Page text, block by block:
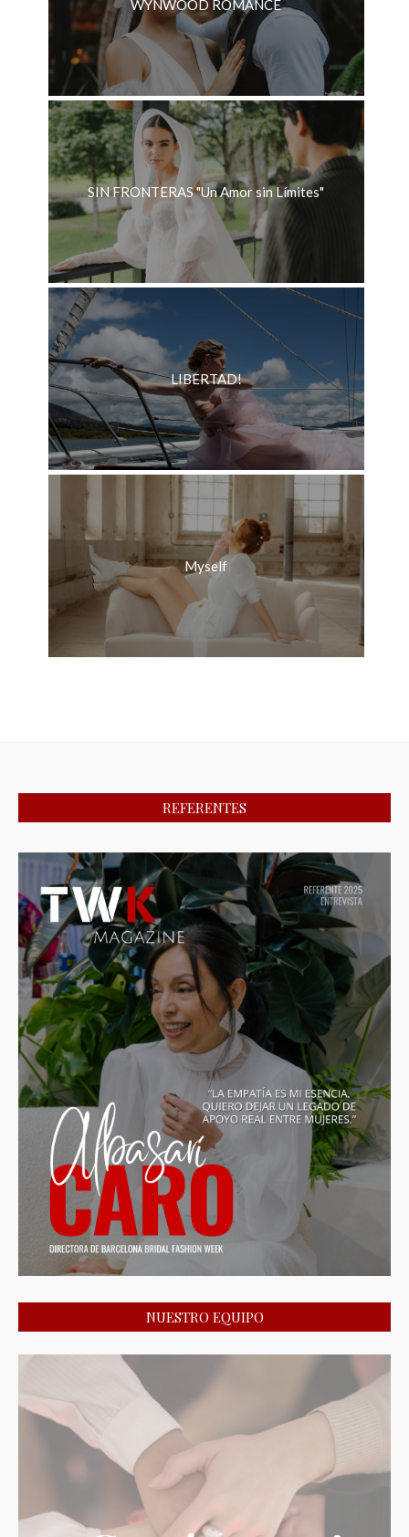
WYNWOOD ROMANCE
SIN FRONTERAS "Un Amor sin Límites"
LIBERTAD!
Myself
REFERENTES
NUESTRO EQUIPO